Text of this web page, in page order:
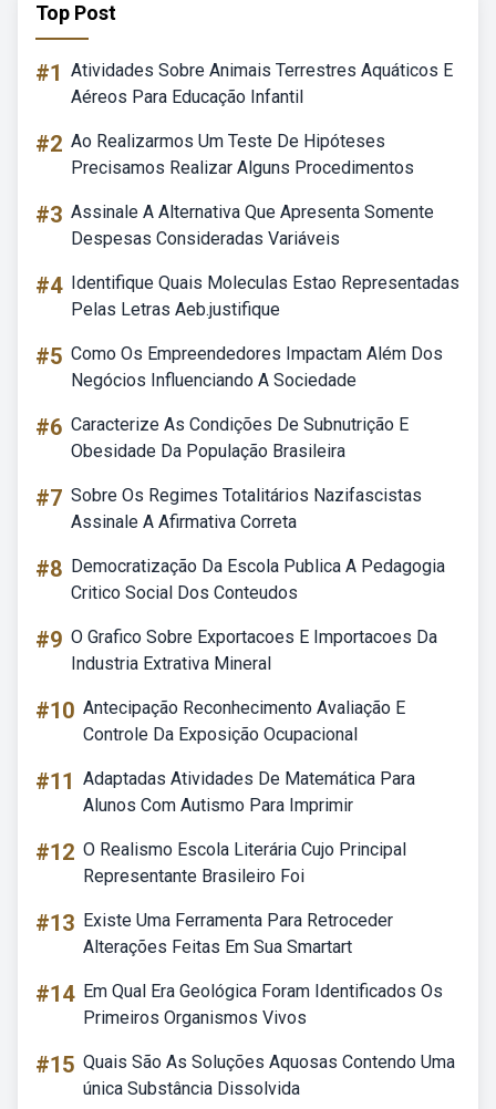
Top Post
#1 Atividades Sobre Animais Terrestres Aquáticos E
Aéreos Para Educação Infantil
#2 Ao Realizarmos Um Teste De Hipóteses
Precisamos Realizar Alguns Procedimentos
#3 Assinale A Alternativa Que Apresenta Somente
Despesas Consideradas Variáveis
#4 Identifique Quais Moleculas Estao Representadas
Pelas Letras Aeb.justifique
#5 Como Os Empreendedores Impactam Além Dos
Negócios Influenciando A Sociedade
#6 Caracterize As Condições De Subnutrição E
Obesidade Da População Brasileira
#7 Sobre Os Regimes Totalitários Nazifascistas
Assinale A Afirmativa Correta
#8 Democratização Da Escola Publica A Pedagogia
Critico Social Dos Conteudos
#9 O Grafico Sobre Exportacoes E Importacoes Da
Industria Extrativa Mineral
#10 Antecipação Reconhecimento Avaliação E
Controle Da Exposição Ocupacional
#11 Adaptadas Atividades De Matemática Para
Alunos Com Autismo Para Imprimir
#12 O Realismo Escola Literária Cujo Principal
Representante Brasileiro Foi
#13 Existe Uma Ferramenta Para Retroceder
Alterações Feitas Em Sua Smartart
#14 Em Qual Era Geológica Foram Identificados Os
Primeiros Organismos Vivos
#15 Quais São As Soluções Aquosas Contendo Uma
única Substância Dissolvida